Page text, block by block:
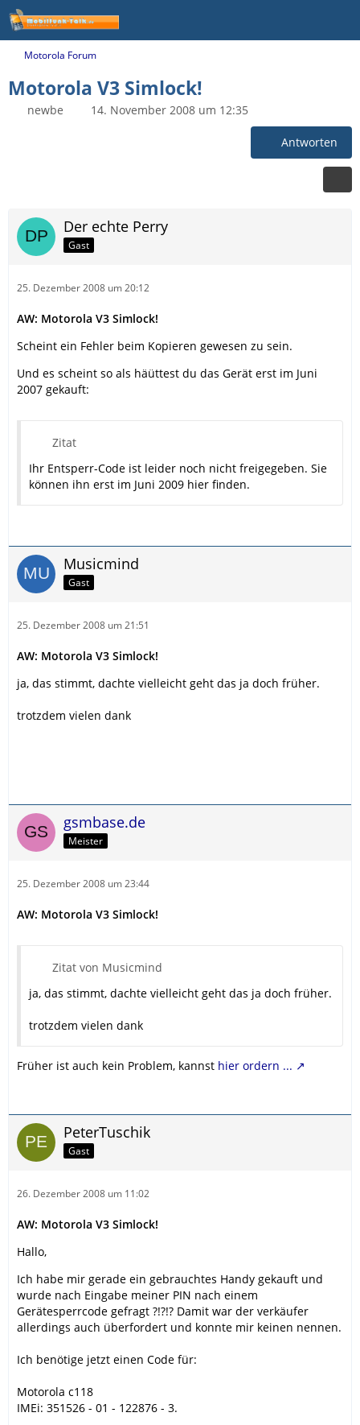
Motorola Forum
Motorola V3 Simlock!
newbe 14. November 2008 um 12:35
Antworten
Der echte Perry
Gast
25. Dezember 2008 um 20:12
AW: Motorola V3 Simlock!
Scheint ein Fehler beim Kopieren gewesen zu sein.
Und es scheint so als häüttest du das Gerät erst im Juni
2007 gekauft:
Zitat
Ihr Entsperr-Code ist leider noch nicht freigegeben. Sie
können ihn erst im Juni 2009 hier finden.
Musicmind
Gast
25. Dezember 2008 um 21:51
AW: Motorola V3 Simlock!
ja, das stimmt, dachte vielleicht geht das ja doch früher.
trotzdem vielen dank
gsmbase.de
Meister
25. Dezember 2008 um 23:44
AW: Motorola V3 Simlock!
Zitat von Musicmind
ja, das stimmt, dachte vielleicht geht das ja doch früher.
trotzdem vielen dank
Früher ist auch kein Problem, kannst hier ordern ...
PeterTuschik
Gast
26. Dezember 2008 um 11:02
AW: Motorola V3 Simlock!
Hallo,
Ich habe mir gerade ein gebrauchtes Handy gekauft und
wurde nach Eingabe meiner PIN nach einem
Gerätesperrcode gefragt ?!?!? Damit war der verkäufer
allerdings auch überfordert und konnte mir keinen nennen.
Ich benötige jetzt einen Code für:
Motorola c118
IMEi: 351526 - 01 - 122876 - 3.